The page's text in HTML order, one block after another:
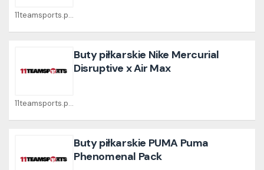
11teamsports.pl Coupons
11teamsports.pl Coupons
Buty piłkarskie Nike Mercurial
Disruptive x Air Max
Buty piłkarskie PUMA Puma
Phenomenal Pack